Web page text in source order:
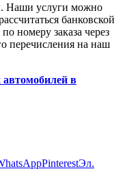
Наши услуги можно
банковской
номеру заказа через
перечисления на наш
в
PinterestЭл.